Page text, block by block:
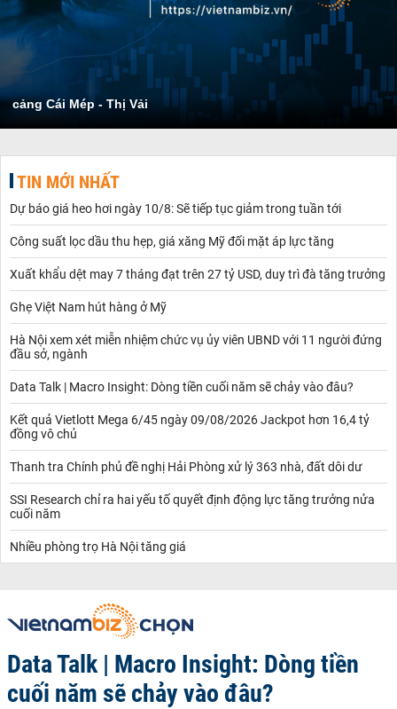
cảng Cái Mép - Thị Vải
TIN MỚI NHẤT
Dự báo giá heo hơi ngày 10/8: Sẽ tiếp tục giảm trong tuần tới
Công suất lọc dầu thu hẹp, giá xăng Mỹ đối mặt áp lực tăng
Xuất khẩu dệt may 7 tháng đạt trên 27 tỷ USD, duy trì đà tăng trưởng
Ghẹ Việt Nam hút hàng ở Mỹ
Hà Nội xem xét miễn nhiệm chức vụ ủy viên UBND với 11 người đứng
đầu sở, ngành
Data Talk | Macro Insight: Dòng tiền cuối năm sẽ chảy vào đâu?
Kết quả Vietlott Mega 6/45 ngày 09/08/2026 Jackpot hơn 16,4 tỷ
đồng vô chủ
Thanh tra Chính phủ đề nghị Hải Phòng xử lý 363 nhà, đất dôi dư
SSI Research chỉ ra hai yếu tố quyết định động lực tăng trưởng nửa
cuối năm
Nhiều phòng trọ Hà Nội tăng giá
Data Talk | Macro Insight: Dòng tiền
cuối năm sẽ chảy vào đâu?